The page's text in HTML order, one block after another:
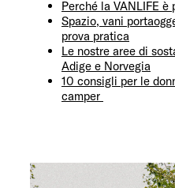
Perché la VANLIFE
Spazio, vani
prova pratica
Le nostre aree di
Adige e Norvegia
10 consigli per le
camper